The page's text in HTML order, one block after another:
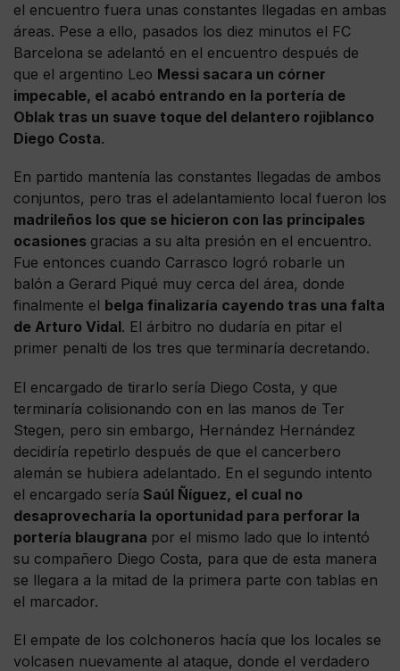
el encuentro fuera unas constantes llegadas en ambas
áreas. Pese a ello, pasados los diez minutos el FC
Barcelona se adelantó en el encuentro después de
que el argentino Leo Messi sacara un córner
impecable, el acabó entrando en la portería de
Oblak tras un suave toque del delantero rojiblanco
Diego Costa.
En partido mantenía las constantes llegadas de ambos
conjuntos, pero tras el adelantamiento local fueron los
madrileños los que se hicieron con las principales
ocasiones gracias a su alta presión en el encuentro.
Fue entonces cuando Carrasco logró robarle un
balón a Gerard Piqué muy cerca del área, donde
finalmente el belga finalizaría cayendo tras una falta
de Arturo Vidal. El árbitro no dudaría en pitar el
primer penalti de los tres que terminaría decretando.
El encargado de tirarlo sería Diego Costa, y que
terminaría colisionando con en las manos de Ter
Stegen, pero sin embargo, Hernández Hernández
decidiría repetirlo después de que el cancerbero
alemán se hubiera adelantado. En el segundo intento
el encargado sería Saúl Ñíguez, el cual no
desaprovecharía la oportunidad para perforar la
portería blaugrana por el mismo lado que lo intentó
su compañero Diego Costa, para que de esta manera
se llegara a la mitad de la primera parte con tablas en
el marcador.
El empate de los colchoneros hacía que los locales se
volcasen nuevamente al ataque, donde el verdadero